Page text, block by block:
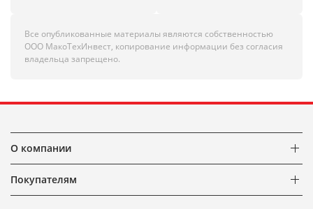
Все опубликованные материалы являются собственностью
ООО МакоТехИнвест, копирование информации без согласия
владельца запрещено.
О компании
Покупателям